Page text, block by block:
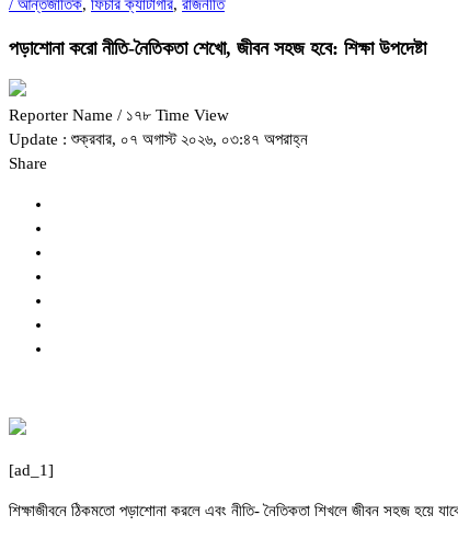
/ আন্তর্জাতিক, ফিচার ক্যাটাগরি, রাজনীতি
পড়াশোনা করো নীতি-নৈতিকতা শেখো, জীবন সহজ হবে: শিক্ষা উপদেষ্টা
Reporter Name / ১৭৮ Time View
Update : শুক্রবার, ০৭ অগাস্ট ২০২৬, ০৩:৪৭ অপরাহ্ন
Share
[ad_1]
শিক্ষাজীবনে ঠিকমতো পড়াশোনা করলে এবং নীতি- নৈতিকতা শিখলে জীবন সহজ হয়ে